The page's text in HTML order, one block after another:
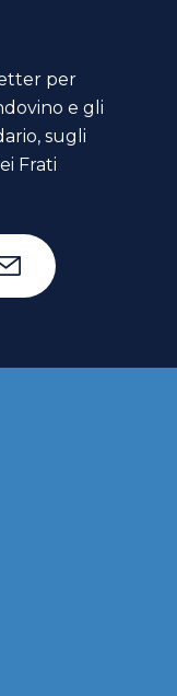
per
e gli
sugli
Frati